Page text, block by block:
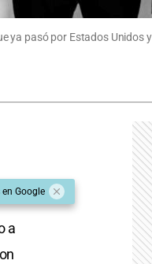
ya pasó por Estados Unidos
Google
a